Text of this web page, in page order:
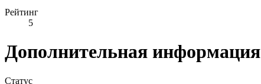
Рейтинг
5
Дополнительная информация
Статус